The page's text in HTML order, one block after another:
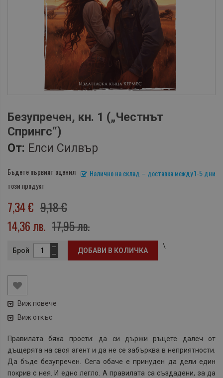
Безупречен, кн. 1 („Честнът
Спрингс“)
От: Елси Силвър
Налично на склад – доставка между 1-5 дни
Бъдете първият оценил
този продукт
7,34 € 9,18 €
14,36 лв. 17,95 лв.
Брой ДОБАВИ В КОЛИЧКА
\
Виж повече
Виж откъс
Правилата бяха прости: да си държи ръцете далеч от
дъщерята на своя агент и да не се забърква в неприятности.
Да бъде безупречен. Сега обаче е принуден да дели един
покрив с нея. И едно легло. А правилата са създадени, за да